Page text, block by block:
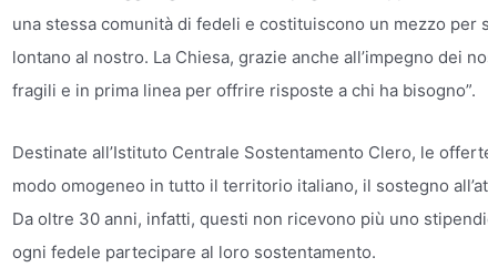
una stessa comunità di fedeli e costituiscono un mezzo per
lontano al nostro. La Chiesa, grazie anche all’impegno dei
fragili e in prima linea per offrire risposte a chi ha bisogno”.
Destinate all’Istituto Centrale Sostentamento Clero, le
modo omogeneo in tutto il territorio italiano, il sostegno
Da oltre 30 anni, infatti, questi non ricevono più uno
ogni fedele partecipare al loro sostentamento.